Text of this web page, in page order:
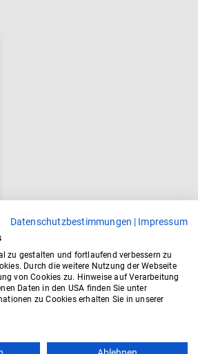
Datenschutzbestimmungen | Impressum
zu gestalten und fortlaufend verbessern zu
Durch die weitere Nutzung der Webseite
von Cookies zu. Hinweise auf Verarbeitung
Daten in den USA finden Sie unter
zu Cookies erhalten Sie in unserer